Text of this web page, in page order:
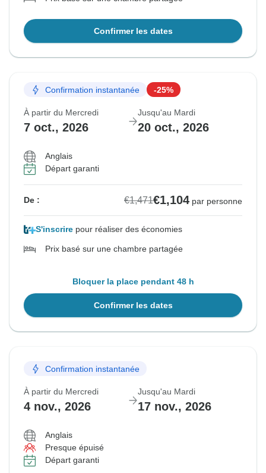
Confirmer les dates
Confirmation instantanée -25%
À partir du Mercredi
7 oct., 2026
Jusqu'au Mardi
20 oct., 2026
Anglais
Départ garanti
De : €1,471€1,104 par personne
S'inscrire pour réaliser des économies
Prix basé sur une chambre partagée
Bloquer la place pendant 48 h
Confirmer les dates
Confirmation instantanée
À partir du Mercredi
4 nov., 2026
Jusqu'au Mardi
17 nov., 2026
Anglais
Presque épuisé
Départ garanti